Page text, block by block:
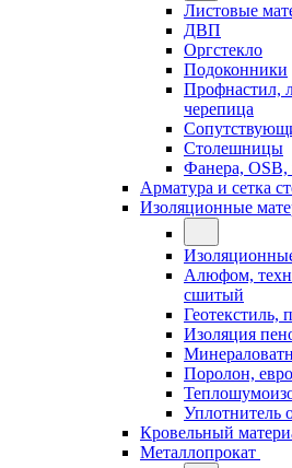
Листовые
ДВП
Оргстекло
Подоконники
Профнастил,
черепица
Столешницы
Фанера, OSB,
Арматура и сетка
Изоляционные
Алюфом,
сшитый
Геотекстиль,
Изоляция
Поролон,
Уплотнитель
Кровельный
Металлопрокат